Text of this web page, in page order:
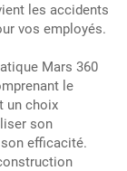
les accidents
vos employés.
Mars 360
le
un choix
son
efficacité.